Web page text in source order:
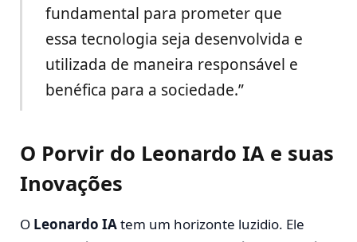
fundamental para prometer que
essa tecnologia seja desenvolvida e
utilizada de maneira responsável e
benéfica para a sociedade.”
O Porvir do Leonardo IA e suas
Inovações
O Leonardo IAtem um horizonte luzidio. Ele